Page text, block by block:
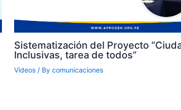
Sistematización del Proyecto
Inclusivas, tarea de todos”
Videos/ By comunicaciones